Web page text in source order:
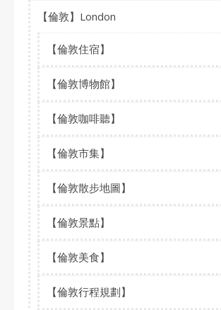
【倫敦】London
【倫敦住宿】
【倫敦博物館】
【倫敦咖啡聽】
【倫敦市集】
【倫敦散步地圖】
【倫敦景點】
【倫敦美食】
【倫敦行程規劃】